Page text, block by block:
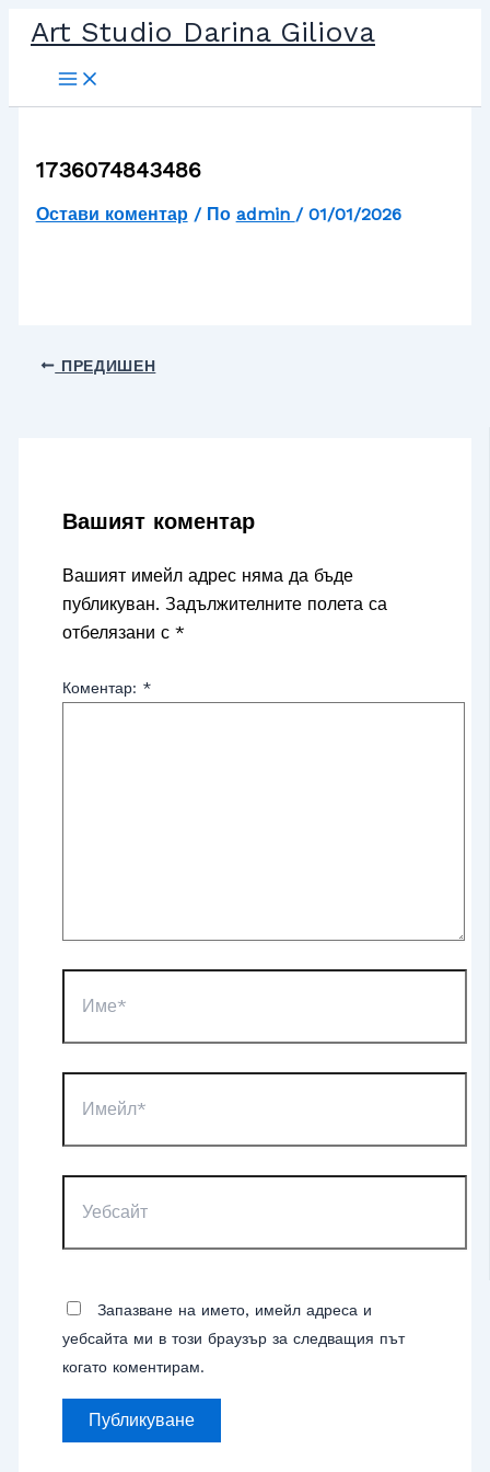
Прескочи
съдържанието
Art Studio Darina Giliova
1736074843486
Остави коментар / По admin / 01/01/2026
ПРЕДИШЕН
Вашият коментар
Вашият имейл адрес няма да бъде
публикуван. Задължителните полета са
отбелязани с *
Коментар: *
Запазване на името, имейл адреса и
уебсайта ми в този браузър за следващия път
когато коментирам.